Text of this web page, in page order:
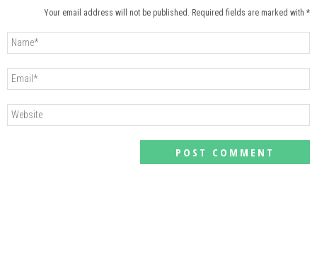
Your email address will not be published. Required fields are marked with *